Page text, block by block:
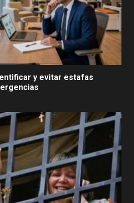
y evitar estafas